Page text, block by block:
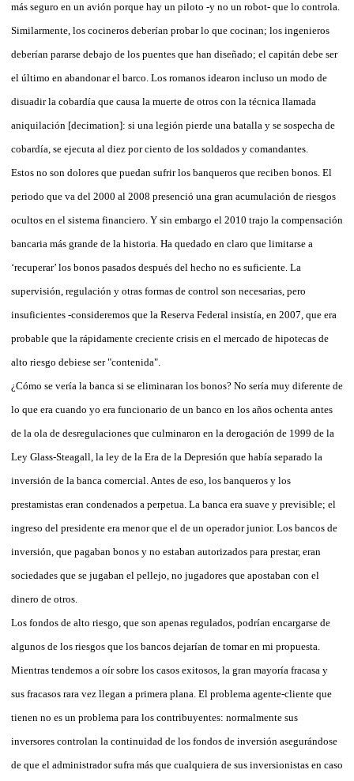
más seguro en un avión porque hay un piloto -y no un robot- que lo controla.
Similarmente, los cocineros deberían probar lo que cocinan; los ingenieros
deberían pararse debajo de los puentes que han diseñado; el capitán debe ser
el último en abandonar el barco. Los romanos idearon incluso un modo de
disuadir la cobardía que causa la muerte de otros con la técnica llamada
aniquilación [decimation]: si una legión pierde una batalla y se sospecha de
cobardía, se ejecuta al diez por ciento de los soldados y comandantes.
Estos no son dolores que puedan sufrir los banqueros que reciben bonos. El
periodo que va del 2000 al 2008 presenció una gran acumulación de riesgos
ocultos en el sistema financiero. Y sin embargo el 2010 trajo la compensación
bancaria más grande de la historia. Ha quedado en claro que limitarse a
‘recuperar’ los bonos pasados después del hecho no es suficiente. La
supervisión, regulación y otras formas de control son necesarias, pero
insuficientes -consideremos que la Reserva Federal insistía, en 2007, que era
probable que la rápidamente creciente crisis en el mercado de hipotecas de
alto riesgo debiese ser "contenida".
¿Cómo se vería la banca si se eliminaran los bonos? No sería muy diferente de
lo que era cuando yo era funcionario de un banco en los años ochenta antes
de la ola de desregulaciones que culminaron en la derogación de 1999 de la
Ley Glass-Steagall, la ley de la Era de la Depresión que había separado la
inversión de la banca comercial. Antes de eso, los banqueros y los
prestamistas eran condenados a perpetua. La banca era suave y previsible; el
ingreso del presidente era menor que el de un operador junior. Los bancos de
inversión, que pagaban bonos y no estaban autorizados para prestar, eran
sociedades que se jugaban el pellejo, no jugadores que apostaban con el
dinero de otros.
Los fondos de alto riesgo, que son apenas regulados, podrían encargarse de
algunos de los riesgos que los bancos dejarían de tomar en mi propuesta.
Mientras tendemos a oír sobre los casos exitosos, la gran mayoría fracasa y
sus fracasos rara vez llegan a primera plana. El problema agente-cliente que
tienen no es un problema para los contribuyentes: normalmente sus
inversores controlan la continuidad de los fondos de inversión asegurándose
de que el administrador sufra más que cualquiera de sus inversionistas en caso